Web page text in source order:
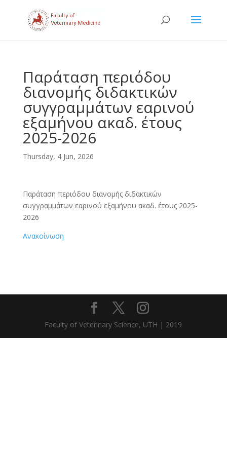
Παράταση περιόδου
διανομής διδακτικών
συγγραμμάτων εαρινού
εξαμήνου ακαδ. έτους
2025-2026
Thursday, 4 Jun, 2026
Παράταση περιόδου διανομής διδακτικών
συγγραμμάτων εαρινού εξαμήνου ακαδ. έτους 2025-
2026
Ανακοίνωση
Faculty of Veterinary Science, UTH | 2019